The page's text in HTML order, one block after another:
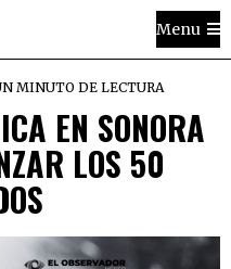
Menu
MINUTO DE LECTURA
EN SONORA
LOS 50